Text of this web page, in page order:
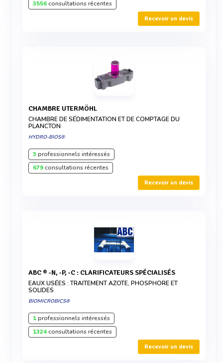
3556consultations récentes
Recevoir un devis
CHAMBRE UTERMÖHL
CHAMBRE DE SÉDIMENTATION ET DE COMPTAGE DU
PLANCTON
HYDRO-BIOS®
3 professionnels intéressés
679consultations récentes
Recevoir un devis
ABC ® -N, -P, -C : CLARIFICATEURS SPÉCIALISÉS
EAUX USÉES : TRAITEMENT AZOTE, PHOSPHORE ET
SOLIDES
BIOMICROBICS®
1professionnels intéressés
1324consultations récentes
Recevoir un devis